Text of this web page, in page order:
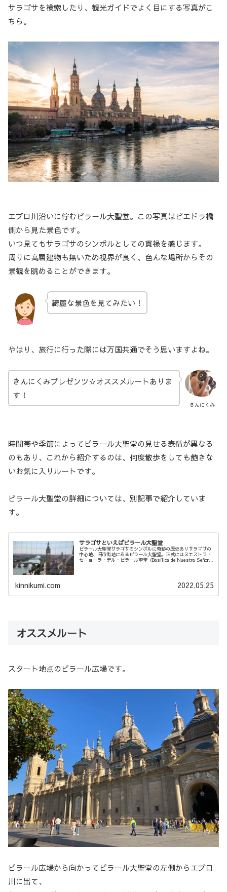
サラゴサを検索したり、観光ガイドでよく目にする写真がこ
ちら。
エブロ川沿いに佇むピラール大聖堂。この写真はピエドラ橋
側から見た景色です。
いつ見てもサラゴサのシンボルとしての貫禄を感じます。
周りに高層建物も無いため視界が良く、色んな場所からその
景観を眺めることができます。
綺麗な景色を見てみたい！
やはり、旅行に行った際には万国共通でそう思いますよね。
きんにくみ
きんにくみプレゼンツ☆オススメルートありま
す！
時間帯や季節によってピラール大聖堂の見せる表情が異なる
のもあり、これから紹介するのは、何度散歩をしても飽きな
いお気に入りルートです。
ピラール大聖堂の詳細については、別記事で紹介していま
す。
サラゴサといえばピラール大聖堂
ピラール大聖堂サラゴサのシンボルに奇跡の歴史ありサラゴサの
中心地、旧市街地にあるピラール大聖堂。正式にはヌエストラ・
セニョーラ・デル・ピラール聖堂（Basílica de Nuestra Señora
kinnikumi.com 2022.05.25
オススメルート
スタート地点のピラール広場です。
ピラール広場から向かってピラール大聖堂の左側からエブロ
川に出て、